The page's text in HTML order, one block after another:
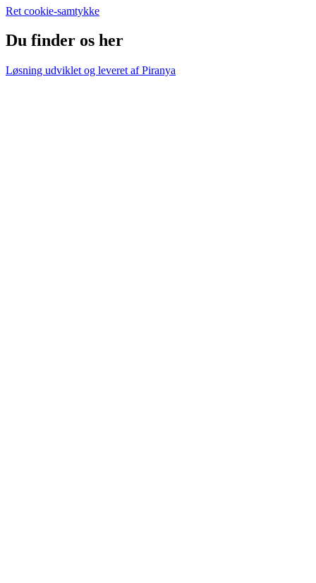
Ret cookie-samtykke
Du finder os her
Løsning udviklet og leveret afPiranya